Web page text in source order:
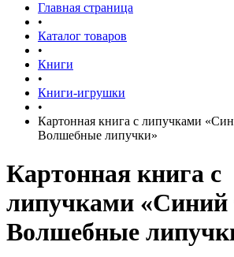
Главная страница
•
Каталог товаров
•
Книги
•
Книги-игрушки
•
Картонная книга с липучками
Волшебные липучки»
Картонная книга с
липучками «Синий
Волшебные